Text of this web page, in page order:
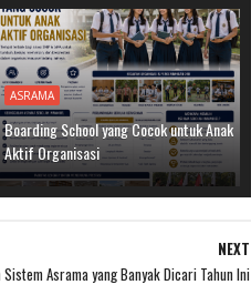
ASRAMA
Boarding School yang Cocok untuk Anak
Aktif Organisasi
NEXT
Asrama yang Banyak Dicari Tahun Ini